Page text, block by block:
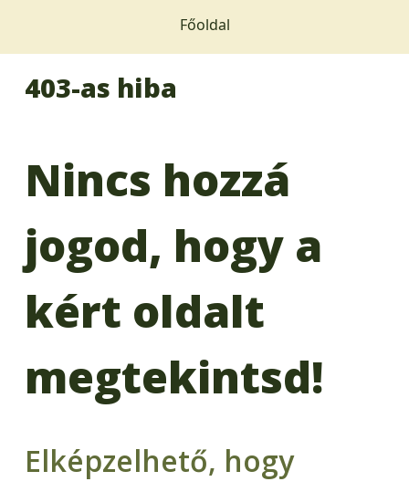
Főoldal
403-as hiba
Nincs hozzá
jogod, hogy a
kért oldalt
megtekintsd!
Elképzelhető, hogy